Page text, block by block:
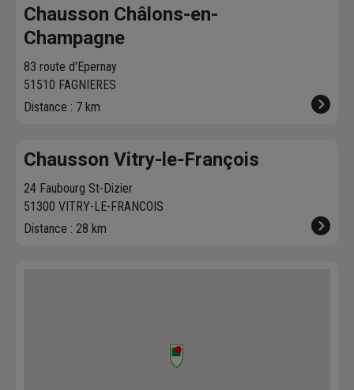
livraison. Bonus :
Nous livrons jusqu'au
7ème étage.
heure plus tard.
Chausson Châlons-en-
Champagne
83 route d'Epernay
51510 FAGNIERES
Distance : 7 km
Chausson Vitry-le-François
24 Faubourg St-Dizier
51300 VITRY-LE-FRANCOIS
Distance : 28 km